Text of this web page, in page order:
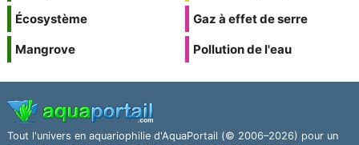
Écosystème
Mangrove
Gaz à effet de serre
Pollution de l'eau
Tout l'univers en aquariophilie d'AquaPortail (© 2006–2026) pour un